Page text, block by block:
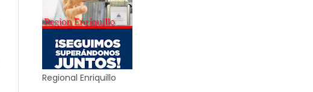
Regional Enriquillo